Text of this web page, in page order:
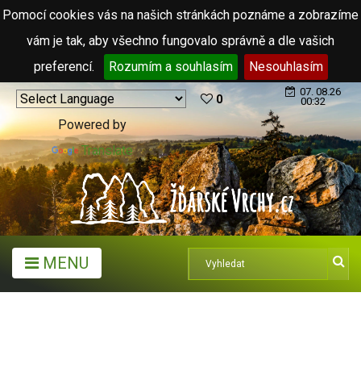
Pomocí cookies vás na našich stránkách poznáme a zobrazíme
vám je tak, aby všechno fungovalo správně a dle vašich
preferencí.
Rozumím a souhlasím Nesouhlasím
Powered by
Translate
0
07. 08.26
00:32
MENU